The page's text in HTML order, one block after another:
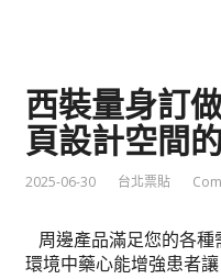
西裝量身訂
頁設計空間
2025-06-30 台北票貼
周邊產品滿足您的各
環境中藥心能增強患者